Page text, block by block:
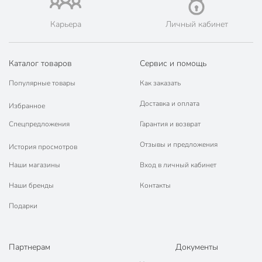
сталь
Цвет
Назначение
для дачи и сада
для улицы
Особенности
для любой погоды
с каркасом
Комплектация
Карьера Личный кабинет
Каталог товаров
Популярные товары
Избранное
Спецпредложения
История просмотров
Наши магазины
Наши бренды
Подарки
Сервис и помощь
Как заказать
Доставка и оплата
Гарантия и возврат
Отзывы и предложения
Вход в личный кабинет
Контакты
Партнерам Документы